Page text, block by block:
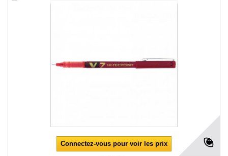
Connectez-vous pour voir les prix